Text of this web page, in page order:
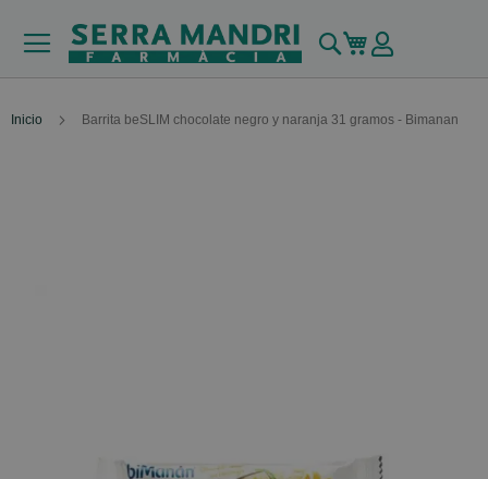
Buscar
Mi carrito
Inicio Barrita beSLIM chocolate negro y naranja 31 gramos - Bimanan